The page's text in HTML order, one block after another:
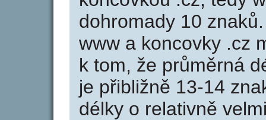
dohromady 10
www a koncovky .cz
k tom, že průměrná
je přibližně 13-14
délky o relativně